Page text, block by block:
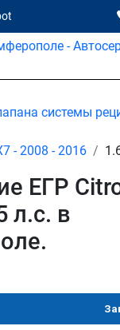
системы
- 2008 - 2016
ЕГР
л.с. в